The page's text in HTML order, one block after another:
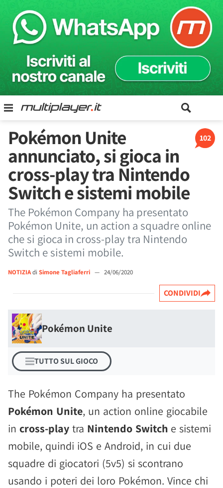
102
Pokémon Unite
annunciato, si gioca in
cross-play tra Nintendo
Switch e sistemi mobile
The Pokémon Company ha presentato
Pokémon Unite, un action a squadre online
che si gioca in cross-play tra Nintendo
Switch e sistemi mobile.
NOTIZIAdi Simone Tagliaferri — 24/06/2020
CONDIVIDI
Pokémon Unite
TUTTO SUL GIOCO
The Pokémon Company ha presentato
Pokémon Unite, un action online giocabile
in cross-play tra Nintendo Switch e sistemi
mobile, quindi iOS e Android, in cui due
squadre di giocatori (5v5) si scontrano
usando i poteri dei loro Pokémon. Vince chi